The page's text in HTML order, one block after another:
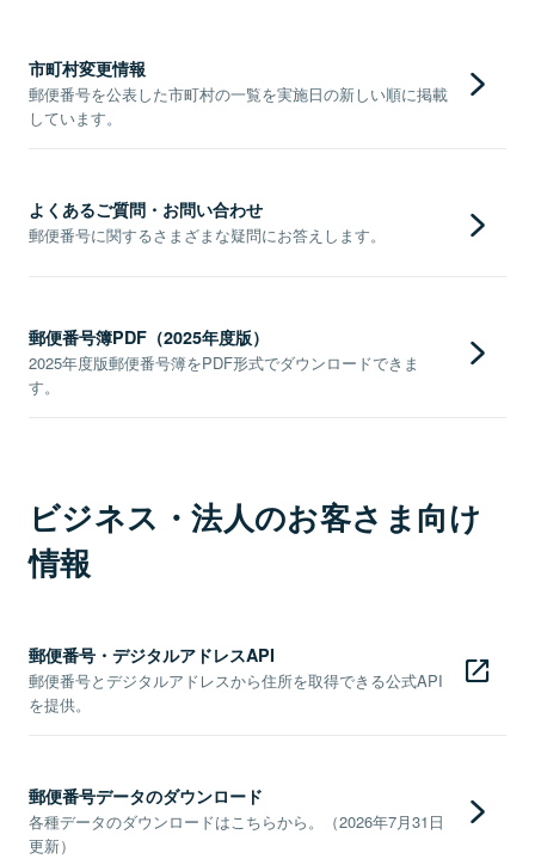
市町村変更情報
郵便番号を公表した市町村の一覧を実施日の新しい順に掲載
しています。
よくあるご質問・お問い合わせ
郵便番号に関するさまざまな疑問にお答えします。
郵便番号簿PDF（2025年度版）
2025年度版郵便番号簿をPDF形式でダウンロードできま
す。
ビジネス・法人のお客さま向け
情報
郵便番号・デジタルアドレスAPI
郵便番号とデジタルアドレスから住所を取得できる公式API
を提供。
郵便番号データのダウンロード
各種データのダウンロードはこちらから。（2026年7月31日
更新）